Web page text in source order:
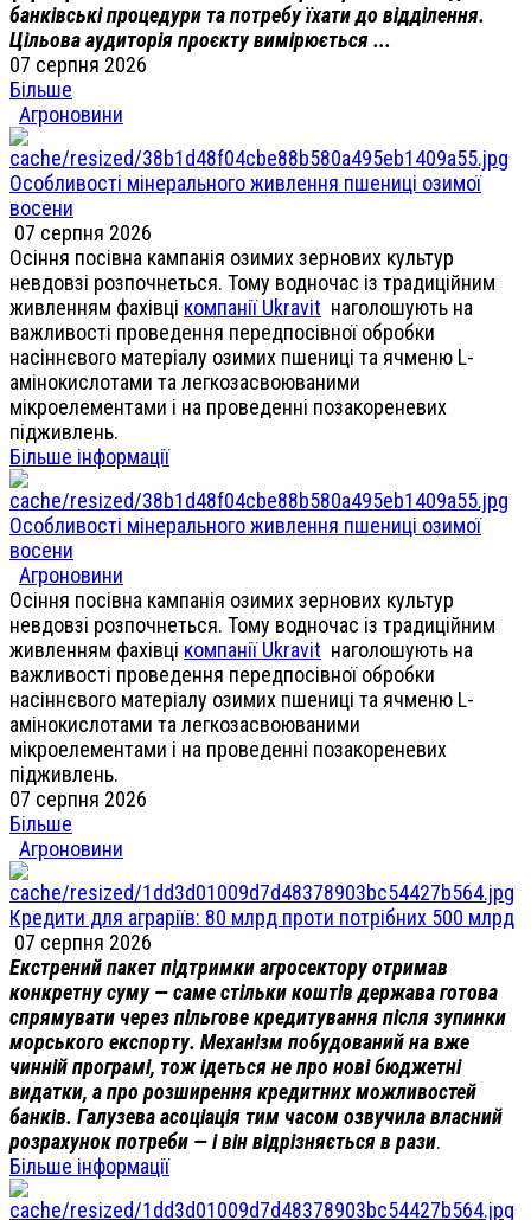
банківські процедури та потребу їхати до відділення.
Цільова аудиторія проєкту вимірюється ...
07 серпня 2026
Більше
Агроновини
Особливості мінерального живлення пшениці озимої
восени
07 серпня 2026
Осіння посівна кампанія озимих зернових культур
невдовзі розпочнеться. Тому водночас із традиційним
живленням фахівці компанії Ukravit наголошують на
важливості проведення передпосівної обробки
насіннєвого матеріалу озимих пшениці та ячменю L-
амінокислотами та легкозасвоюваними
мікроелементами і на проведенні позакореневих
підживлень.
Більше інформації
Особливості мінерального живлення пшениці озимої
восени
Агроновини
Осіння посівна кампанія озимих зернових культур
невдовзі розпочнеться. Тому водночас із традиційним
живленням фахівці компанії Ukravit наголошують на
важливості проведення передпосівної обробки
насіннєвого матеріалу озимих пшениці та ячменю L-
амінокислотами та легкозасвоюваними
мікроелементами і на проведенні позакореневих
підживлень.
07 серпня 2026
Більше
Агроновини
Кредити для аграріїв: 80 млрд проти потрібних 500 млрд
07 серпня 2026
Екстрений пакет підтримки агросектору отримав
конкретну суму — саме стільки коштів держава готова
спрямувати через пільгове кредитування після зупинки
морського експорту. Механізм побудований на вже
чинній програмі, тож ідеться не про нові бюджетні
видатки, а про розширення кредитних можливостей
банків. Галузева асоціація тим часом озвучила власний
розрахунок потреби — і він відрізняється в рази.
Більше інформації